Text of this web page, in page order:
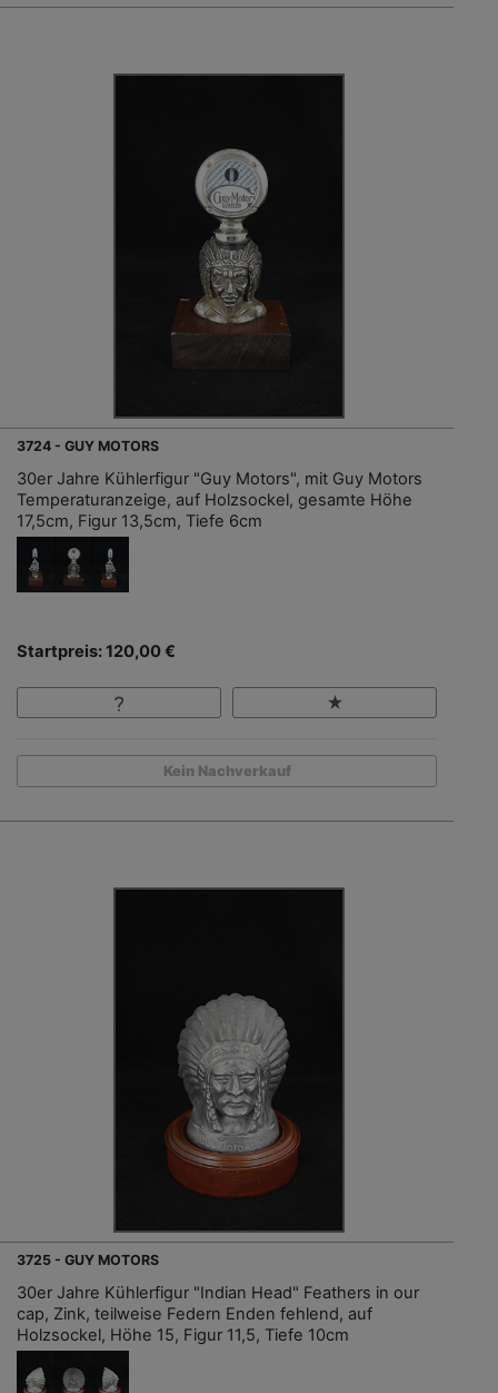
3724 - GUY MOTORS
30er Jahre Kühlerfigur "Guy Motors", mit Guy Motors
Temperaturanzeige, auf Holzsockel, gesamte Höhe
17,5cm, Figur 13,5cm, Tiefe 6cm
Startpreis: 120,00 €
Kein Nachverkauf
3725 - GUY MOTORS
30er Jahre Kühlerfigur "Indian Head" Feathers in our
cap, Zink, teilweise Federn Enden fehlend, auf
Holzsockel, Höhe 15, Figur 11,5, Tiefe 10cm